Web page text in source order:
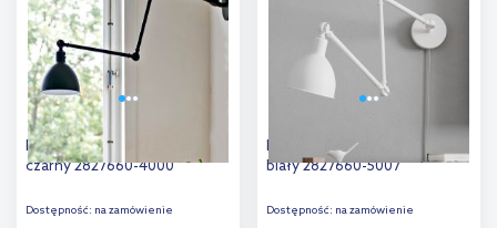
porównania porównania
By Rydéns Bazar kinkiet 1x5W
czarny 2827660-4000
Dostępność: na zamówienie
By Rydéns Bazar kinkiet 1x5W
biały 2827660-5007
Dostępność: na zamówienie